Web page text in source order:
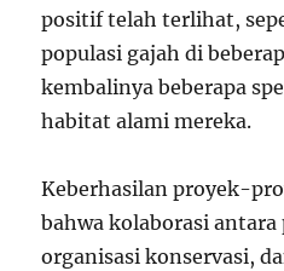
positif telah terlihat,
populasi gajah di
kembalinya beberapa
habitat alami mereka.
Keberhasilan proyek-
bahwa kolaborasi
organisasi konservasi,